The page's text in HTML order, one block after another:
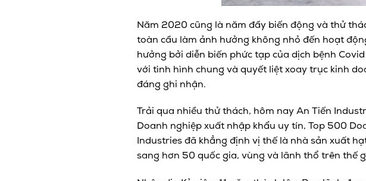
Năm 2020 cũng là năm đầy biến động và thử
toàn cầu làm ảnh hưởng không nhỏ đến hoạt
hưởng bởi diễn biến phức tạp của dịch bệnh
với tình hình chung và quyết liệt xoay trục kinh
đáng ghi nhận.
Trải qua nhiều thử thách, hôm nay An Tiến
Doanh nghiệp xuất nhập khẩu uy tín, Top 500
Industries đã khẳng định vị thế là nhà sản xuất
sang hơn 50 quốc gia, vùng và lãnh thổ trên thế